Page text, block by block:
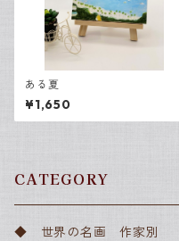
ある夏
¥1,650
CATEGORY
◆ 世界の名画 作家別